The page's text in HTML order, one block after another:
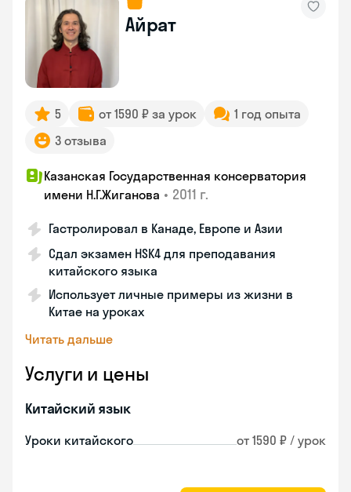
Айрат
5 от 1590 ₽ за урок
1 год опыта
3 отзыва
Казанская Государственная консерватория
имени Н.Г.Жиганова • 2011 г.
Гастролировал в Канаде, Европе и Азии
Сдал экзамен HSK4 для преподавания
китайского языка
Использует личные примеры из жизни в
Китае на уроках
Читать дальше
Услуги и цены
Китайский язык
Уроки китайского от 1590 ₽ / урок